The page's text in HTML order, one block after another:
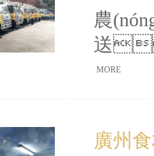
農
送
鏈，
食堂
MORE
廣州食